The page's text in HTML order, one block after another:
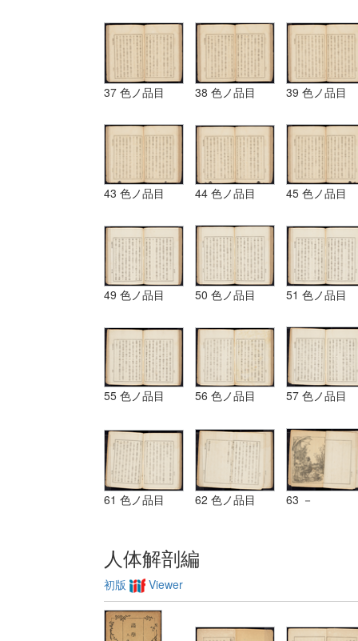
37 色ノ品目 38 色ノ品目 39 色ノ品目
43 色ノ品目 44 色ノ品目 45 色ノ品目
49 色ノ品目 50 色ノ品目 51 色ノ品目
55 色ノ品目 56 色ノ品目 57 色ノ品目
61 色ノ品目 62 色ノ品目 63 －
人体解剖編
初版 Viewer